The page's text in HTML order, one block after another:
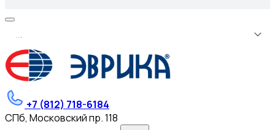
...
+7 (812) 718-6184
СПб, Московский пр. 118